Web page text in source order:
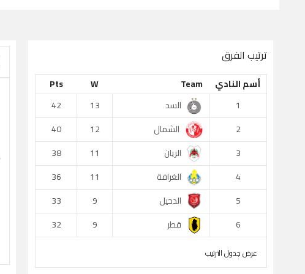
ترتيب الفرق
أسم النادي Team
W
Pts
1
السد 13
42
2
الشمال 12
40
3
الريان 11
38
4
الغرافة 11
36
5
الدحيل 9
33
6
قطر 9
32
عرض جدول الترتيب